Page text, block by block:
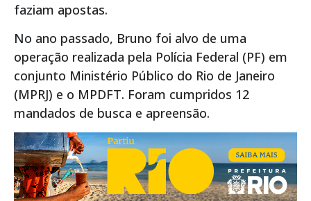
faziam apostas.
No ano passado, Bruno foi alvo de uma
operação realizada pela Polícia Federal (PF) em
conjunto Ministério Público do Rio de Janeiro
(MPRJ) e o MPDFT. Foram cumpridos 12
mandados de busca e apreensão.